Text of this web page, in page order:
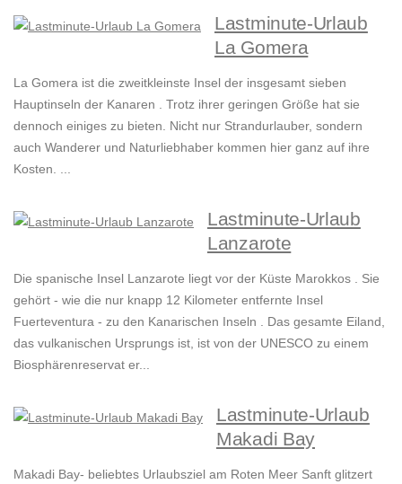
Lastminute-Urlaub
La Gomera
La Gomera ist die zweitkleinste Insel der insgesamt sieben
Hauptinseln der Kanaren . Trotz ihrer geringen Größe hat sie
dennoch einiges zu bieten. Nicht nur Strandurlauber, sondern
auch Wanderer und Naturliebhaber kommen hier ganz auf ihre
Kosten. ...
Lastminute-Urlaub
Lanzarote
Die spanische Insel Lanzarote liegt vor der Küste Marokkos . Sie
gehört - wie die nur knapp 12 Kilometer entfernte Insel
Fuerteventura - zu den Kanarischen Inseln . Das gesamte Eiland,
das vulkanischen Ursprungs ist, ist von der UNESCO zu einem
Biosphärenreservat er...
Lastminute-Urlaub
Makadi Bay
Makadi Bay- beliebtes Urlaubsziel am Roten Meer Sanft glitzert